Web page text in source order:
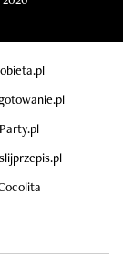
Party.pl